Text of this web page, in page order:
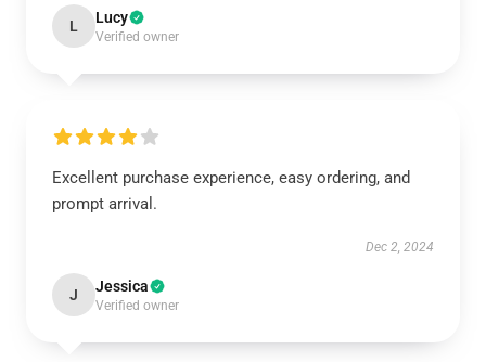
L Lucy
Verified owner
Excellent purchase experience, easy ordering, and
prompt arrival.
Dec 2, 2024
J Jessica
Verified owner